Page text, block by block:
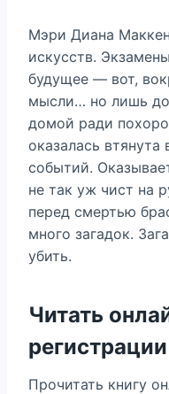
Мэри Диана
искусств.
будущее — вот,
мысли… но лишь
домой ради
оказалась
событий.
не так уж чист на
перед смертью
много загадок.
убить.
Читать
регистрации
Прочитать книгу